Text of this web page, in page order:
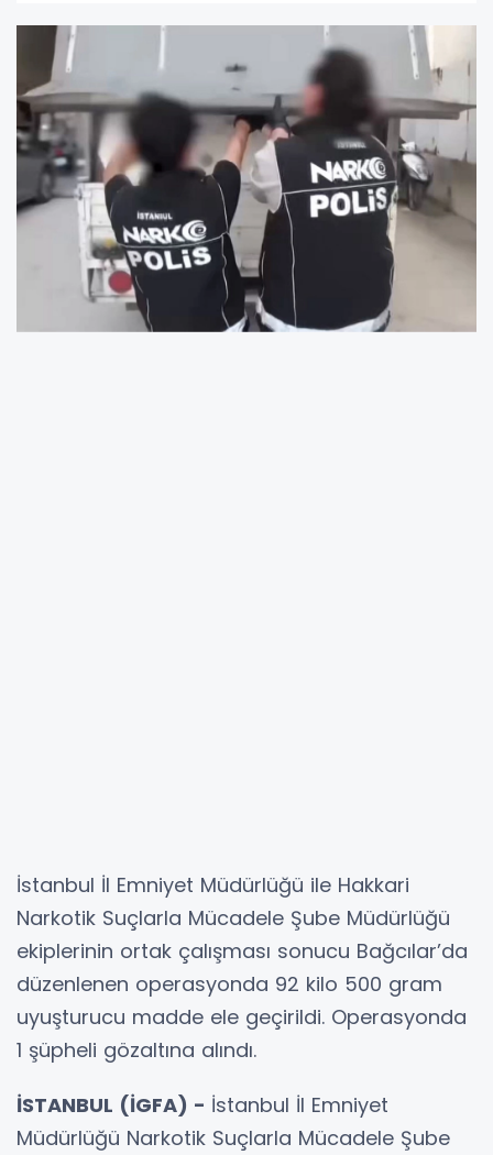
İstanbul İl Emniyet Müdürlüğü ile Hakkari
Narkotik Suçlarla Mücadele Şube Müdürlüğü
ekiplerinin ortak çalışması sonucu Bağcılar’da
düzenlenen operasyonda 92 kilo 500 gram
uyuşturucu madde ele geçirildi. Operasyonda
1 şüpheli gözaltına alındı.
İSTANBUL (İGFA) - İstanbul İl Emniyet
Müdürlüğü Narkotik Suçlarla Mücadele Şube